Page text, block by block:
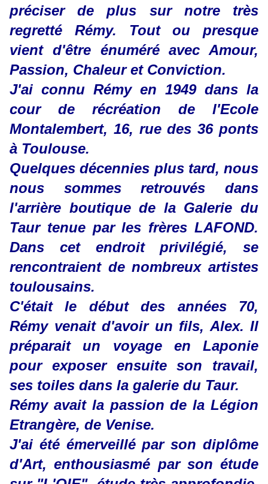
préciser de plus sur notre très
regretté Rémy. Tout ou presque
vient d'être énuméré avec Amour,
Passion, Chaleur et Conviction.
J'ai connu Rémy en 1949 dans la
cour de récréation de l'Ecole
Montalembert, 16, rue des 36 ponts
à Toulouse.
Quelques décennies plus tard, nous
nous sommes retrouvés dans
l'arrière boutique de la Galerie du
Taur tenue par les frères LAFOND.
Dans cet endroit privilégié, se
rencontraient de nombreux artistes
toulousains.
C'était le début des années 70,
Rémy venait d'avoir un fils, Alex. Il
préparait un voyage en Laponie
pour exposer ensuite son travail,
ses toiles dans la galerie du Taur.
Rémy avait la passion de la Légion
Etrangère, de Venise.
J'ai été émerveillé par son diplôme
d'Art, enthousiasmé par son étude